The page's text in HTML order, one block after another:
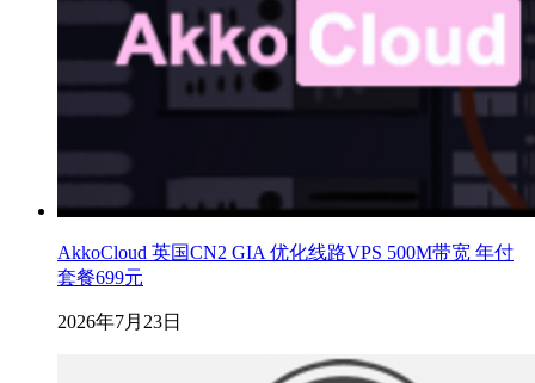
AkkoCloud 英国CN2 GIA 优化线路VPS 500M带宽 年付
套餐699元
2026年7月23日